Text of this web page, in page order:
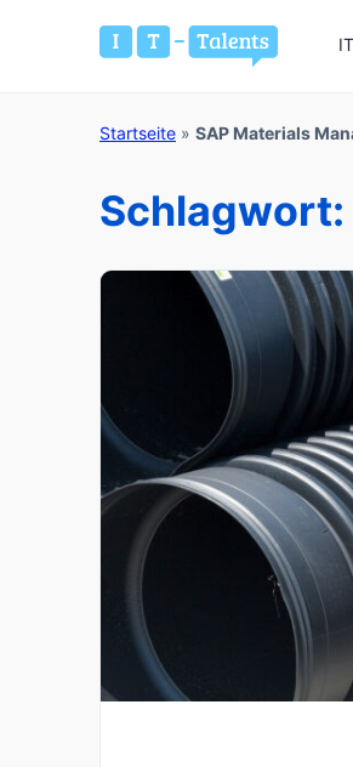
Startseite » SAP Materials
Schlagwort: